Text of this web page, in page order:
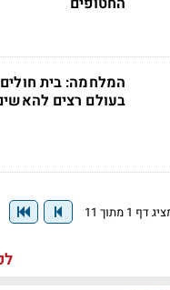
המלחמה: בית
בעולם רצים
דף 1 מתוך 11